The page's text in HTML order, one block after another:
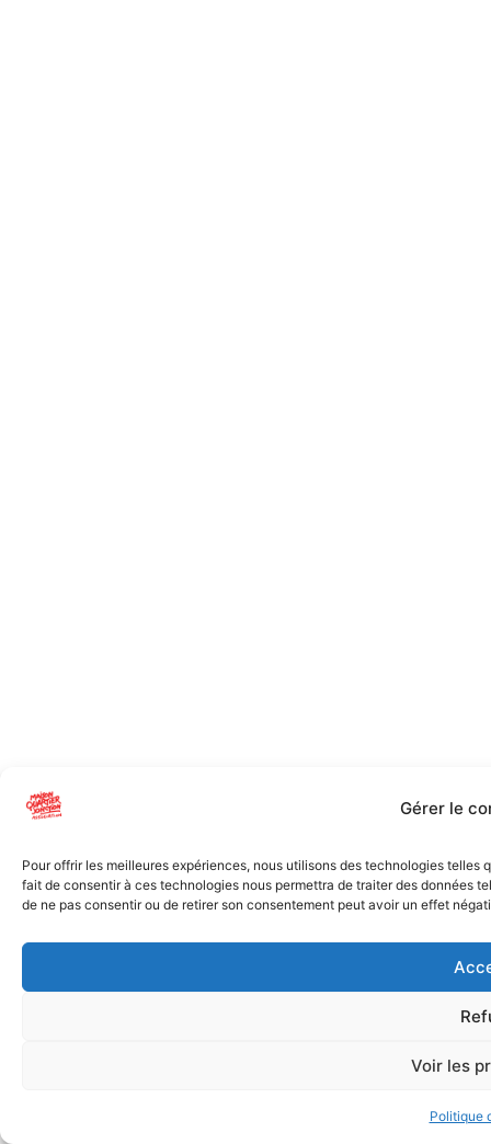
Gérer le
Pour offrir les meilleures expériences, nous utilisons des technologies
fait de consentir à ces technologies nous permettra de traiter des données
de ne pas consentir ou de retirer son consentement peut avoir un effet
Voir les
Politique